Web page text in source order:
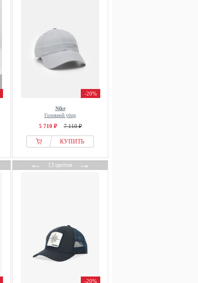
-20%
Nike
Головной убор
5 710 ₽ 7 110 ₽
КУПИТЬ
←13 цветов→
-20%